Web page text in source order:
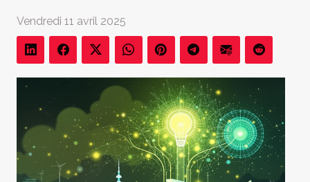
Vendredi 11 avril 2025